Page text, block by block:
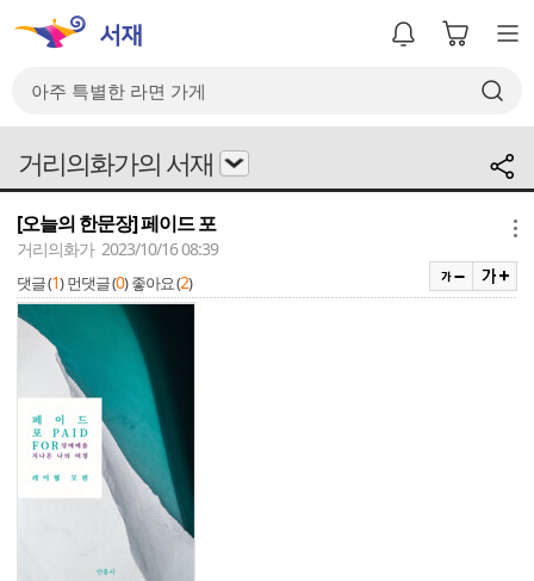
거리의화가의 서재
[오늘의 한문장] 페이드 포
거리의화가 2023/10/16 08:39
댓글 (1) 먼댓글 (0) 좋아요 (2)